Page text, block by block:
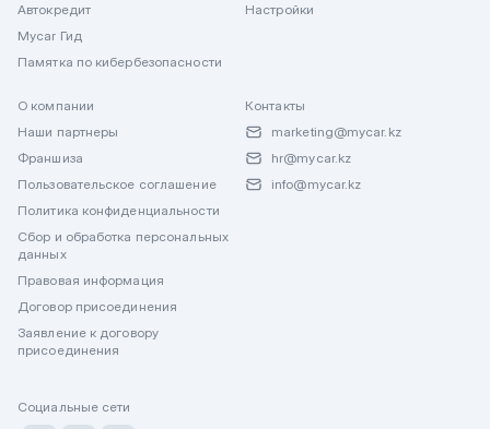
Автокредит
Mycar Гид
Памятка по кибербезопасности
Настройки
О компании
Наши партнеры
Франшиза
Пользовательское соглашение
Политика конфиденциальности
Сбор и обработка персональных
данных
Правовая информация
Договор присоединения
Заявление к договору
присоединения
Контакты
marketing@mycar.kz
hr@mycar.kz
info@mycar.kz
Социальные сети